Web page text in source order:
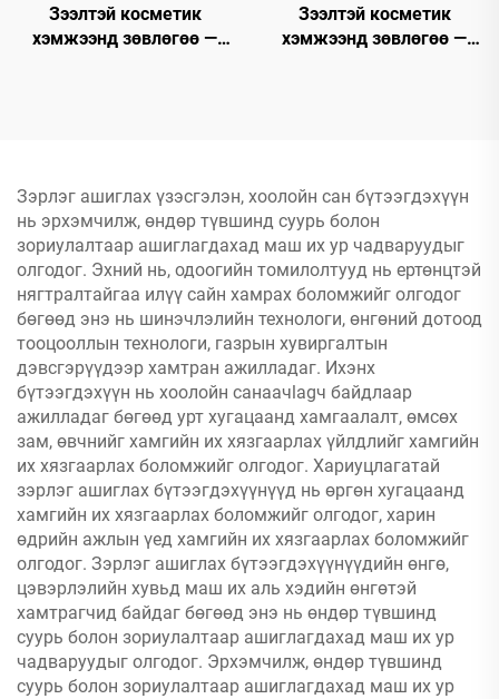
Зээлтэй косметик
хэмжээнд зөвлөгөө —
Зээлтэй косметик
хэмжээнд зөвлөгөө —
Зэрлэг ашиглах үзэсгэлэн, хоолойн сан бүтээгдэхүүн
нь эрхэмчилж, өндөр түвшинд суурь болон
зориулалтаар ашиглагдахад маш их ур чадваруудыг
олгодог. Эхний нь, одоогийн томилолтууд нь ертөнцтэй
нягтралтайгаа илүү сайн хамрах боломжийг олгодог
бөгөөд энэ нь шинэчлэлийн технологи, өнгөний дотоод
тооцооллын технологи, газрын хувиргалтын
дэвсгэрүүдээр хамтран ажилладаг. Ихэнх
бүтээгдэхүүн нь хоолойн санаачlagч байдлаар
ажилладаг бөгөөд урт хугацаанд хамгаалалт, өмсөх
зам, өвчнийг хамгийн их хязгаарлах үйлдлийг хамгийн
их хязгаарлах боломжийг олгодог. Хариуцлагатай
зэрлэг ашиглах бүтээгдэхүүнүүд нь өргөн хугацаанд
хамгийн их хязгаарлах боломжийг олгодог, харин
өдрийн ажлын үед хамгийн их хязгаарлах боломжийг
олгодог. Зэрлэг ашиглах бүтээгдэхүүнүүдийн өнгө,
цэвэрлэлийн хувьд маш их аль хэдийн өнгөтэй
хамтрагчид байдаг бөгөөд энэ нь өндөр түвшинд
суурь болон зориулалтаар ашиглагдахад маш их ур
чадваруудыг олгодог. Эрхэмчилж, өндөр түвшинд
суурь болон зориулалтаар ашиглагдахад маш их ур